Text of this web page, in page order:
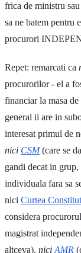
frica de ministru
sa ne batem pentru
procurori
Repet: remarcati ca
procurorilor - el a
financiar la masa
general ii are in
interesat primul de
nici CSM(care se
gandi decat in
individuala fara sa
nici Curtea
considera
magistrat
altceva), nici AMR